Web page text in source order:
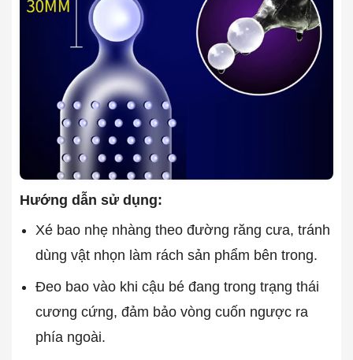
Hướng dẫn sử dụng:
Xé bao nhẹ nhàng theo đường răng cưa, tránh
dùng vật nhọn làm rách sản phẩm bên trong.
Đeo bao vào khi cậu bé đang trong trạng thái
cương cứng, đảm bảo vòng cuốn ngược ra
phía ngoài.